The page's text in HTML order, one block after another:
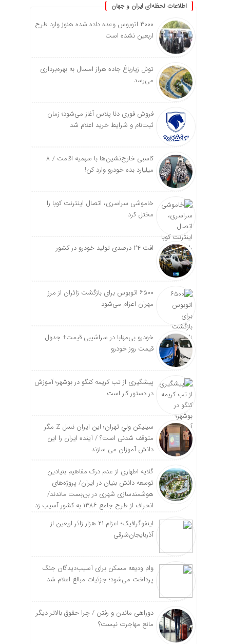
اطلاعات لحظه‌ای ایران و جهان
۳۰۰۰ اتوبوس وعده داده شده هنوز وارد طرح
اربعین نشده است
تونل زیارباغ جاده هراز امسال به بهره‌برداری
می‌رسد
فروش فوری دنا پلاس آغاز می‌شود؛ زمان
ثبت‌نام و شرایط خرید اعلام شد
کاسبی خارج‌نشین‌ها با سهمیه اقامت / ۸
میلیارد بده خودرو وارد کن!
خاموشی سراسری، اتصال اینترنت کوبا را
مختل کرد
افت ۲۴ درصدی تولید خودرو در کشور
۶۵۰۰ اتوبوس برای بازگشت زائران از مرز
مهران اعزام می‌شود
خودرو بی‌مهابا در سراشیبی قیمت+ جدول
قیمت روز خودرو
پیشگیری از تب کریمه کنگو در بوشهر؛ آموزش
در دستور کار است
سیلیکن ولیِ تهران؛ این ایران نسل Z مگر
متوقف شدنی است؟ / آینده ایران را این
دانش آموزان می سازند
گلایه اطهاری از عدم درک مفاهیم بنیادین
توسعه دانش بنیان در ایران/ پروژه‌های
هوشمندسازی شهری در بن‌بست ماندند/
انحراف از طرح جامع ۱۳۸۶ به کشور آسیب زد
اینفوگرافیک؛ اعزام ۲۱ هزار زائر اربعین از
آذربایجان‌شرقی
وام ودیعه مسکن برای آسیب‌دیدگان جنگ
پرداخت می‌شود؛ جزئیات مبالغ اعلام شد
دوراهی ماندن و رفتن / چرا حقوق بالاتر دیگر
مانع مهاجرت نیست؟